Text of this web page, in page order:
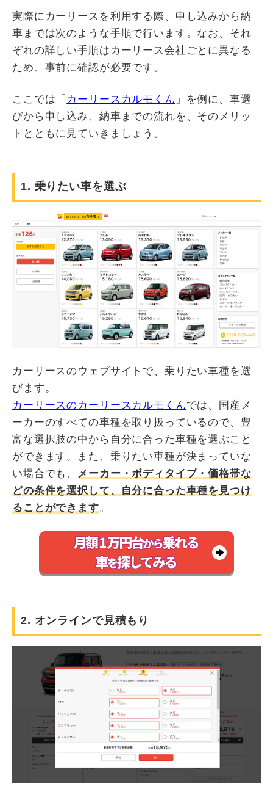
実際にカーリースを利用する際、申し込みから納
車までは次のような手順で行います。なお、それ
ぞれの詳しい手順はカーリース会社ごとに異なる
ため、事前に確認が必要です。
ここでは「 カーリースカルモくん 」を例に、車選
びから申し込み、納車までの流れを、そのメリッ
トとともに見ていきましょう。
1. 乗りたい車を選ぶ
カーリースのウェブサイトで、乗りたい車種を選
びます。
カーリースのカーリースカルモくんでは、国産メ
ーカーのすべての車種を取り扱っているので、豊
富な選択肢の中から自分に合った車種を選ぶこと
ができます。また、乗りたい車種が決まっていな
い場合でも、 メーカー・ボディタイプ・価格帯な
どの条件を選択して、自分に合った車種を見つけ
ることができます。
2. オンラインで見積もり